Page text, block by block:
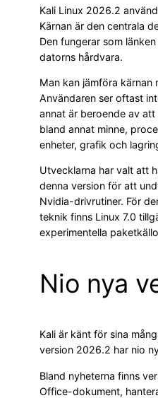
Kali Linux 2026.2
Kärnan är den centrala
Den fungerar som
datorns hårdvara.
Man kan jämföra kärnan
Användaren ser oftast
annat är beroende av
bland annat minne,
enheter, grafik och
Utvecklarna har valt att
denna version för att
Nvidia-drivrutiner. För
teknik finns Linux 7.0
experimentella
Nio nya
Kali är känt för sina
version 2026.2 har nio
Bland nyheterna finns
Office-dokument,